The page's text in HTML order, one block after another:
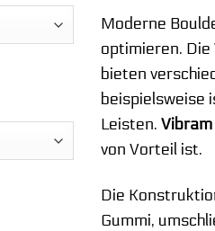
Moderne
optimieren.
bieten
beispielsweise
Leisten. Vibram
von Vorteil ist.
Die
Gummi,